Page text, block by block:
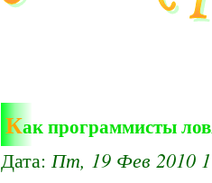
Как программисты
Дата: Пт, 19 Фев 2010